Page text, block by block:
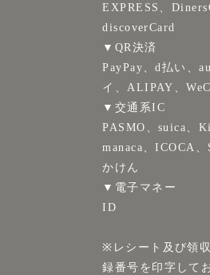
EXPRESS、
discoverCard
▼QR決済
PayPay、d払い、
イ、ALIPAY、
▼交通系IC
PASMO、suica、
manaca、ICOCA
かけん
▼電子マネー
ID
※レシート及び領
録番号を印字して